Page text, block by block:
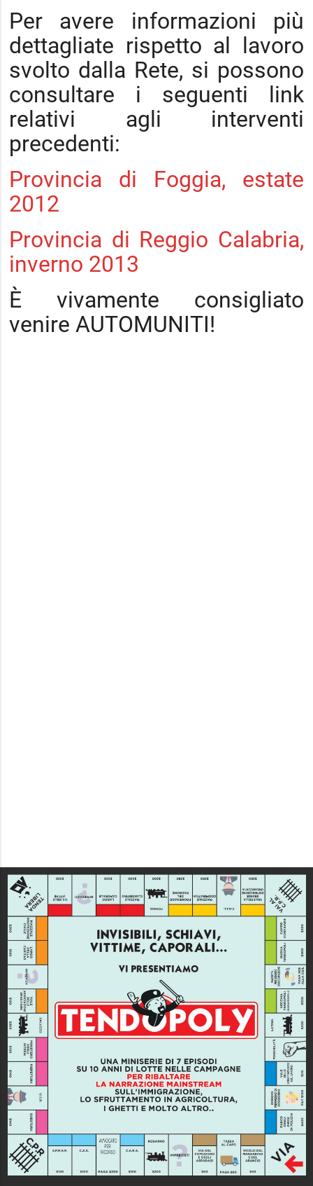
Per avere informazioni più
dettagliate rispetto al lavoro
svolto dalla Rete, si possono
consultare i seguenti link
relativi agli interventi
precedenti:
Provincia di Foggia, estate
2012
Provincia di Reggio Calabria,
inverno 2013
È vivamente consigliato
venire AUTOMUNITI!